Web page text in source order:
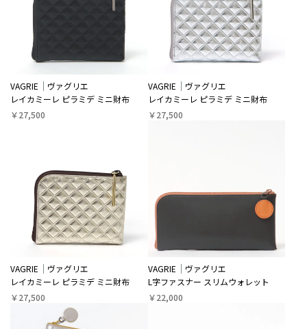
VAGRIE
ヴァグリエ
レイカミーレ ピラミデ ミニ財布
￥27,500
VAGRIE
ヴァグリエ
レイカミーレ ピラミデ ミニ財布
￥27,500
VAGRIE
ヴァグリエ
レイカミーレ ピラミデ ミニ財布
￥27,500
VAGRIE
ヴァグリエ
L字ファスナー スリムウォレット
￥22,000